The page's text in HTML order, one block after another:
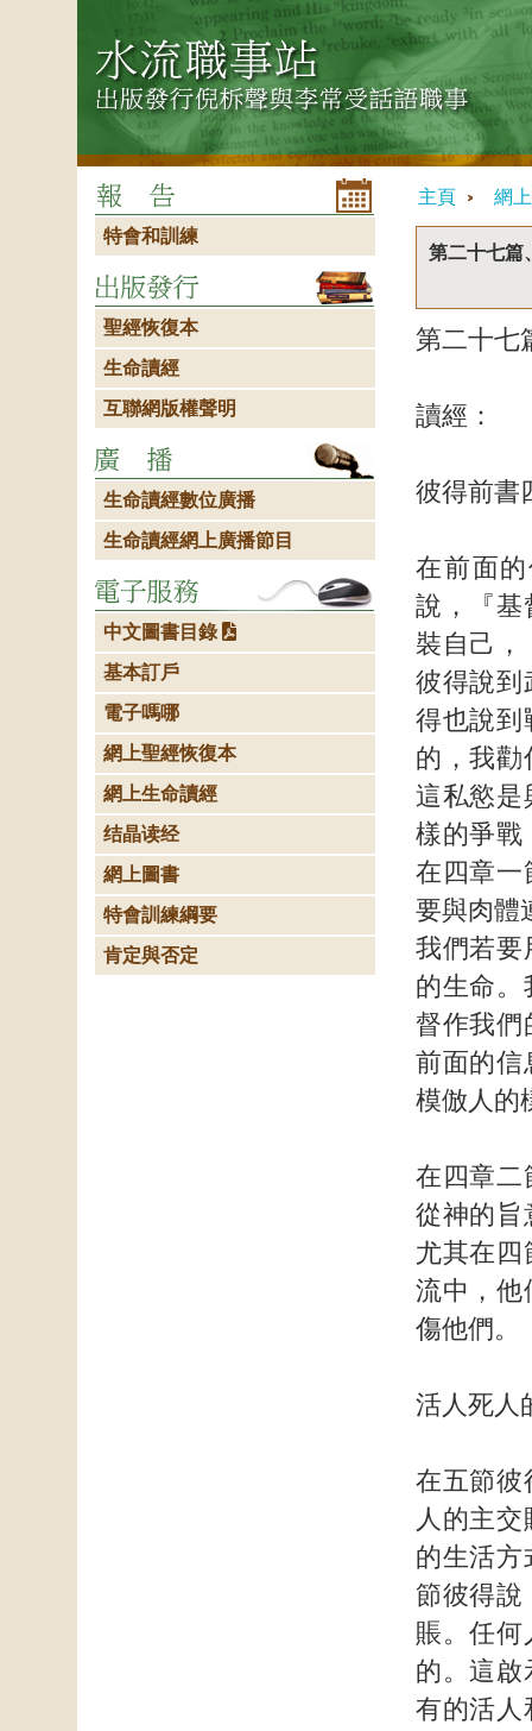
主頁 網
第二十七篇
第二十七
讀經：
彼得前書
在前面
說，『基
裝自己，
彼得說到
得也說到
的，我勸
這私慾是
樣的爭戰
在四章一
要與肉體
我們若要
的生命。
督作我們
前面的信
模倣人的
在四章二
從神的旨
尤其在四
流中，他
傷他們。
活人死人
在五節彼
人的主
的生活方
節彼得說
賬。任何
的。這啟
有的活人
特會和訓練
聖經恢復本
生命讀經
互聯網版權聲明
生命讀經數位廣播
生命讀經網上廣播節目
中文圖書目錄
基本訂戶
電子嗎哪
網上聖經恢復本
網上生命讀經
结晶读经
網上圖書
特會訓練綱要
肯定與否定